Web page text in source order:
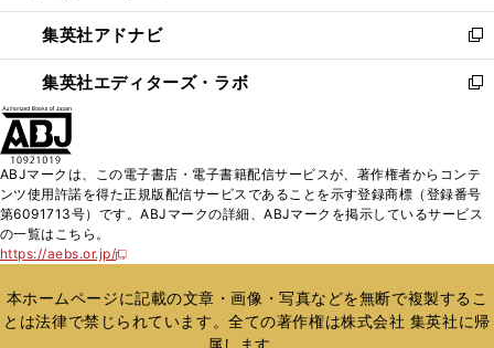
開
く
ウ
で
開
く
ン
ド
ウ
で
ウ
ィ
ン
ド
く
集英社アドナビ
新
し
い
ド
ウ
で
集英社エディターズ・ラボ
新
ィ
ン
ド
開
く
ABJマークは、この電子書店・電子書籍配信サービスが、著作権者からコンテ
ンツ使用許諾を得た正規版配信サービスであることを示す登録商標（登録番号
第6091713号）です。ABJマークの詳細、ABJマークを掲示しているサービス
の一覧はこちら。
https://aebs.or.jp/
新
い
ウ
ィ
本ホームページに記載の文章・画像・写真などを無断で複製するこ
とは法律で禁じられています。全ての著作権は株式会社 集英社に帰